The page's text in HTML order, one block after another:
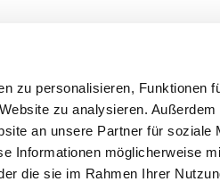
zu personalisieren, Funktionen
zu analysieren. Außerdem
an unsere Partner für soziale
Informationen möglicherweise
die sie im Rahmen Ihrer